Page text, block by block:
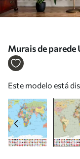
Murais de
cores com
Este modelo está